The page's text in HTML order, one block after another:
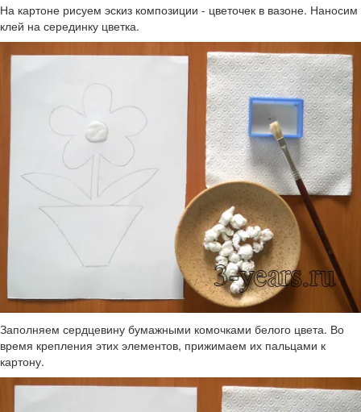
На картоне рисуем эскиз композиции - цветочек в вазоне. Наносим
клей на серединку цветка.
Заполняем сердцевину бумажными комочками белого цвета. Во
время крепления этих элементов, прижимаем их пальцами к
картону.